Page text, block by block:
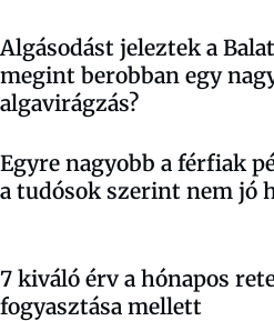
Algásodást jeleztek a
megint berobban egy
algavirágzás?
Egyre nagyobb a férfiak
a tudósok szerint nem jó
7 kiváló érv a hónapos
fogyasztása mellett